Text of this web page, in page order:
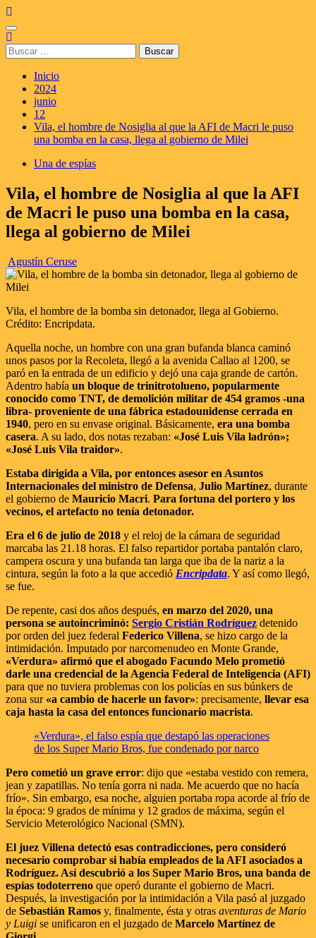
Saltar
al
contenido
Menú
principal
Buscar:
Inicio
2024
junio
12
Vila, el hombre de Nosiglia al que la AFI de Macri le puso
una bomba en la casa, llega al gobierno de Milei
Una de espías
Vila, el hombre de Nosiglia al que la AFI
de Macri le puso una bomba en la casa,
llega al gobierno de Milei
Agustín Ceruse
Vila, el hombre de la bomba sin detonador, llega al Gobierno.
Crédito: Encripdata.
Aquella noche, un hombre con una gran bufanda blanca caminó
unos pasos por la Recoleta, llegó a la avenida Callao al 1200, se
paró en la entrada de un edificio y dejó una caja grande de cartón.
Adentro había un bloque de trinitrotolueno, popularmente
conocido como TNT, de demolición militar de 454 gramos -una
libra- proveniente de una fábrica estadounidense cerrada en
1940, pero en su envase original. Básicamente, era una bomba
casera. A su lado, dos notas rezaban: «José Luis Vila ladrón»;
«José Luis Vila traidor».
Estaba dirigida a Vila, por entonces asesor en Asuntos
Internacionales del ministro de Defensa, Julio Martínez, durante
el gobierno de Mauricio Macri. Para fortuna del portero y los
vecinos, el artefacto no tenía detonador.
Era el 6 de julio de 2018 y el reloj de la cámara de seguridad
marcaba las 21.18 horas. El falso repartidor portaba pantalón claro,
campera oscura y una bufanda tan larga que iba de la nariz a la
cintura, según la foto a la que accedió Encripdata. Y así como llegó,
se fue.
De repente, casi dos años después, en marzo del 2020, una
persona se autoincriminó: Sergio Cristián Rodríguez detenido
por orden del juez federal Federico Villena, se hizo cargo de la
intimidación. Imputado por narcomenudeo en Monte Grande,
«Verdura» afirmó que el abogado Facundo Melo prometió
darle una credencial de la Agencia Federal de Inteligencia (AFI)
para que no tuviera problemas con los policías en sus búnkers de
zona sur «a cambio de hacerle un favor»: precisamente, llevar esa
caja hasta la casa del entonces funcionario macrista.
«Verdura», el falso espía que destapó las operaciones
de los Super Mario Bros, fue condenado por narco
Pero cometió un grave error: dijo que «estaba vestido con remera,
jean y zapatillas. No tenía gorra ni nada. Me acuerdo que no hacía
frío». Sin embargo, esa noche, alguien portaba ropa acorde al frío de
la época: 9 grados de mínima y 12 grados de máxima, según el
Servicio Meterológico Nacional (SMN).
El juez Villena detectó esas contradicciones, pero consideró
necesario comprobar si había empleados de la AFI asociados a
Rodríguez. Así descubrió a los Super Mario Bros, una banda de
espías todoterreno que operó durante el gobierno de Macri.
Después, la investigación por la intimidación a Vila pasó al juzgado
de Sebastián Ramos y, finalmente, ésta y otras aventuras de Mario
y Luigi se unificaron en el juzgado de Marcelo Martínez de